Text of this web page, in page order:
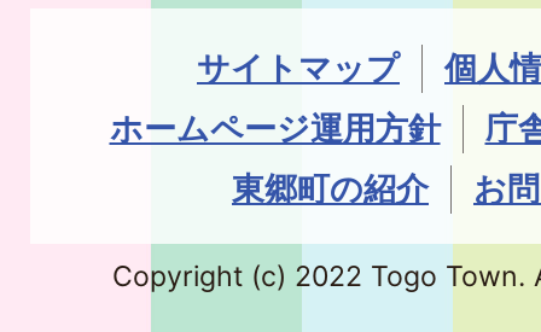
サイトマップ
個人
ホームページ運用方針
庁
東郷町の紹介
お
Copyright (c) 2022 Togo Town.